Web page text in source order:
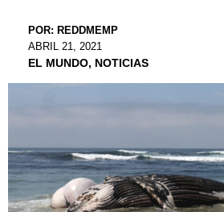
POR: REDDMEMP
ABRIL 21, 2021
EL MUNDO, NOTICIAS